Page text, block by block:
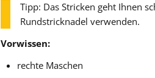
Tipp: Das Stricken geht Ihnen
Rundstricknadel verwenden.
Vorwissen:
rechte Maschen